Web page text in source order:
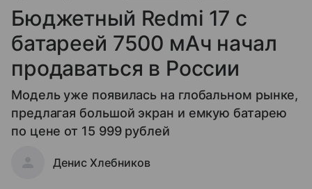
Бюджетный Redmi 17 с
батареей 7500 мАч начал
продаваться в России
Модель уже появилась на глобальном рынке,
предлагая большой экран и емкую батарею
по цене от 15 999 рублей
Денис Хлебников